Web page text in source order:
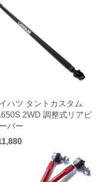
ハツ タントカスタム
2WD 調整式リアピ
バー